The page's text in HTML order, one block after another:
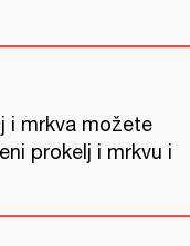
i mrkva možete
prokelj i mrkvu i